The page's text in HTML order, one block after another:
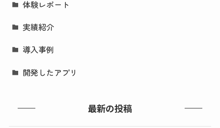
体験レポート
実績紹介
導入事例
開発したアプリ
最新の投稿